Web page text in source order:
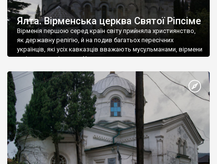
Ялта. Вірменська церква Святої Ріпсіме
Вірменія першою серед країн світу прийняла християнство,
як державну релігію, й на подив багатьох пересічних
українців, які усіх кавказців вважають мусульманами, вірмени
є відданими вірянами Христа